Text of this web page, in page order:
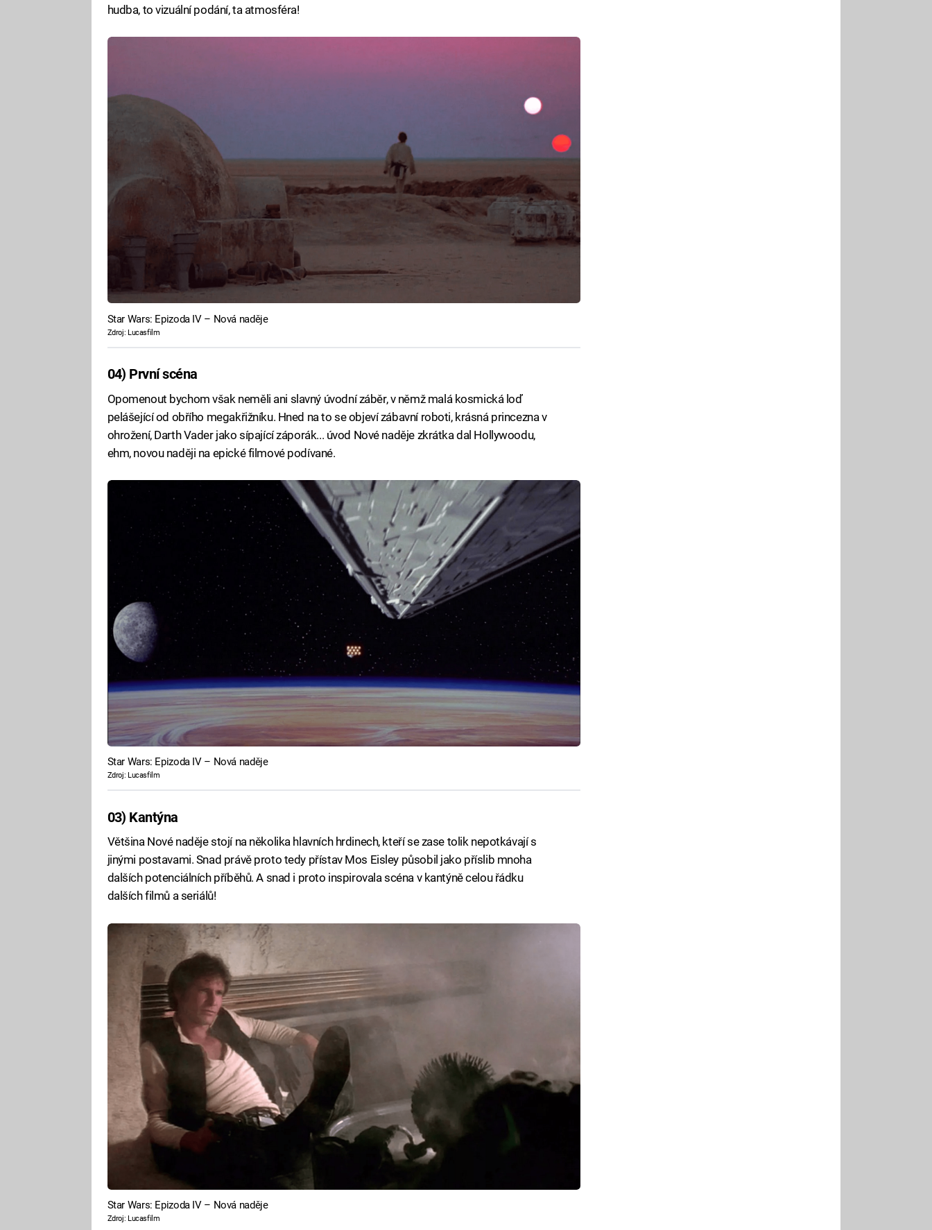
hudba, to vizuální podání, ta atmosféra!
Star Wars: Epizoda IV – Nová naděje
Zdroj: Lucasfilm
04) První scéna
Opomenout bychom však neměli ani slavný úvodní záběr, v němž malá kosmická loď
pelášející od obřího megakřižníku. Hned na to se objeví zábavní roboti, krásná princezna v
ohrožení, Darth Vader jako sípající záporák... úvod Nové naděje zkrátka dal Hollywoodu,
ehm, novou naději na epické filmové podívané.
Star Wars: Epizoda IV – Nová naděje
Zdroj: Lucasfilm
03) Kantýna
Většina Nové naděje stojí na několika hlavních hrdinech, kteří se zase tolik nepotkávají s
jinými postavami. Snad právě proto tedy přístav Mos Eisley působil jako příslib mnoha
dalších potenciálních příběhů. A snad i proto inspirovala scéna v kantýně celou řádku
dalších filmů a seriálů!
Star Wars: Epizoda IV – Nová naděje
Zdroj: Lucasfilm